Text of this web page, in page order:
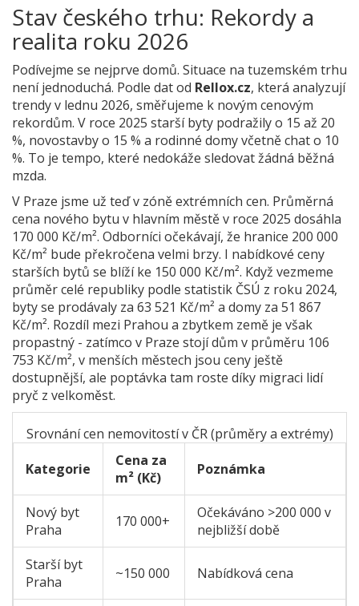
Stav českého trhu: Rekordy a
realita roku 2026
Podívejme se nejprve domů. Situace na tuzemském trhu
není jednoduchá. Podle dat od Rellox.cz, která analyzují
trendy v lednu 2026, směřujeme k novým cenovým
rekordům. V roce 2025 starší byty podražily o 15 až 20
%, novostavby o 15 % a rodinné domy včetně chat o 10
%. To je tempo, které nedokáže sledovat žádná běžná
mzda.
V Praze jsme už teď v zóně extrémních cen. Průměrná
cena nového bytu v hlavním městě v roce 2025 dosáhla
170 000 Kč/m². Odborníci očekávají, že hranice 200 000
Kč/m² bude překročena velmi brzy. I nabídkové ceny
starších bytů se blíží ke 150 000 Kč/m². Když vezmeme
průměr celé republiky podle statistik ČSÚ z roku 2024,
byty se prodávaly za 63 521 Kč/m² a domy za 51 867
Kč/m². Rozdíl mezi Prahou a zbytkem země je však
propastný - zatímco v Praze stojí dům v průměru 106
753 Kč/m², v menších městech jsou ceny ještě
dostupnější, ale poptávka tam roste díky migraci lidí
pryč z velkoměst.
Srovnání cen nemovitostí v ČR (průměry a extrémy)
Kategorie
Cena za
m² (Kč)
Poznámka
Nový byt
Praha
170 000+
Očekáváno >200 000 v
nejbližší době
Starší byt
Praha
~150 000 Nabídková cena